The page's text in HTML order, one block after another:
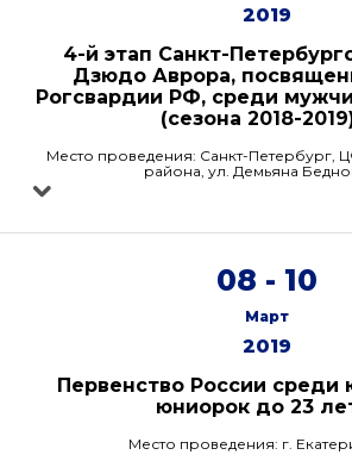
2019
4-й этап Санкт-
Дзюдо Аврора,
Рогсвардии РФ, среди
(сезона 2018-
Место проведения: Санкт-Петербург,
района, ул. Демьяна
08 - 10
Март
2019
Первенство России среди
юниорок до 23
Место проведения: г.